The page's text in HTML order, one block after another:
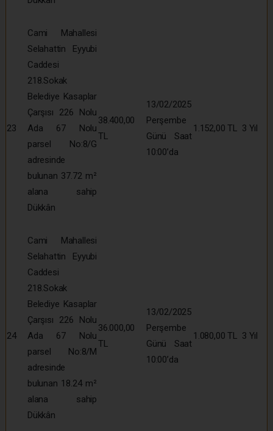
23
Cami Mahallesi
Selahattin Eyyubi
Caddesi
218.Sokak
Belediye Kasaplar
Çarşısı 226 Nolu
Ada 67 Nolu
parsel No:8/G
adresinde
bulunan 37.72 m²
alana sahip
Dükkân
38.400,00
TL
13/02/2025
Perşembe
Günü Saat
10:00’da
1.152,00 TL 3 Yıl
24
Cami Mahallesi
Selahattin Eyyubi
Caddesi
218.Sokak
Belediye Kasaplar
Çarşısı 226 Nolu
Ada 67 Nolu
parsel No:8/M
adresinde
bulunan 18.24 m²
alana sahip
Dükkân
36.000,00
TL
13/02/2025
Perşembe
Günü Saat
10:00’da
1.080,00 TL 3 Yıl